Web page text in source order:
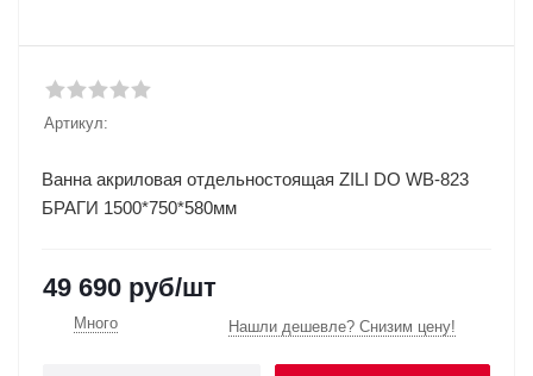
Артикул:
Ванна акриловая отдельностоящая ZILI DO WB-823
БРАГИ 1500*750*580мм
49 690 руб/шт
Много Нашли дешевле? Снизим цену!